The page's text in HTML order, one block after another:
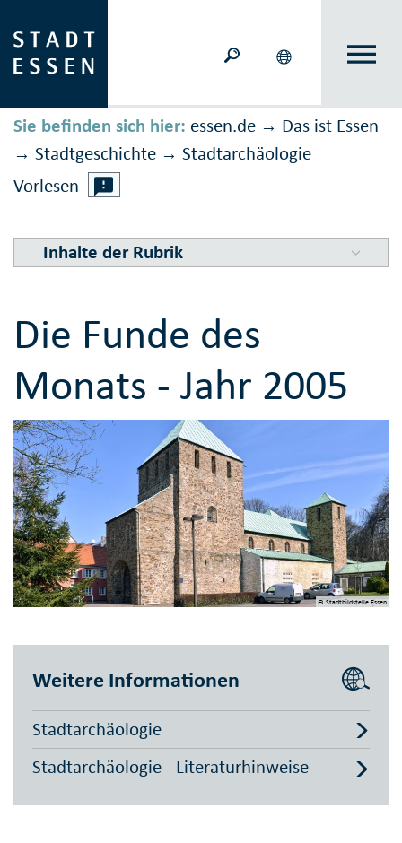
Sie befinden sich hier: essen.de → Das ist Essen
→ Stadtgeschichte → Stadt­ar­chä­o­logie
Vorlesen
Inhalte der Rubrik
Die Funde des
Monats - Jahr 2005
© Stadtbildstelle Essen
Weitere Informationen
Stadtarchäologie
Stadtarchäologie - Literaturhinweise